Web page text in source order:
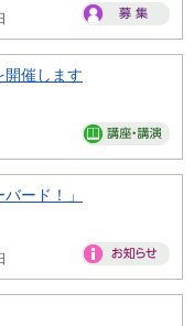
開催します
ード！」